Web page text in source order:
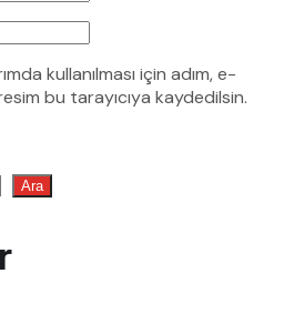
kullanılması için adım, e-
bu tarayıcıya kaydedilsin.
Ara